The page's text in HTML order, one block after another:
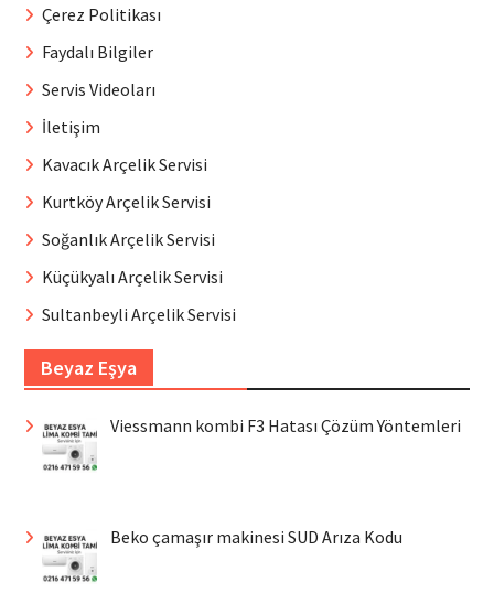
Çerez Politikası
Faydalı Bilgiler
Servis Videoları
İletişim
Kavacık Arçelik Servisi
Kurtköy Arçelik Servisi
Soğanlık Arçelik Servisi
Küçükyalı Arçelik Servisi
Sultanbeyli Arçelik Servisi
Beyaz Eşya
Viessmann kombi F3 Hatası Çözüm Yöntemleri
Beko çamaşır makinesi SUD Arıza Kodu